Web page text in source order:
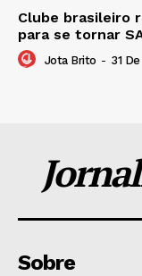
Clube brasileiro
para se tornar
Jota Brito - 31
Sobre